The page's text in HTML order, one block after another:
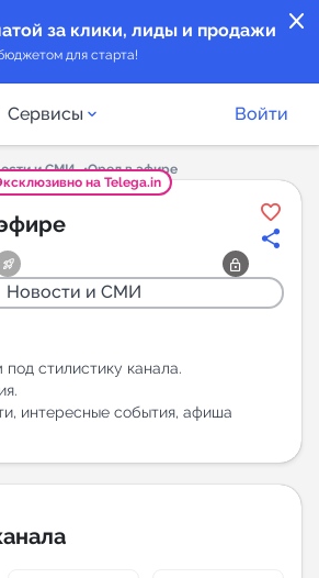
close
за клики, лиды и продажи
для старта!
Сервисы
каналов в Telegram
сопровождение
Войти
и СМИ
Орел в эфире
на Telega.in
Новости и СМИ
стилистику канала.
интересные события, афиша